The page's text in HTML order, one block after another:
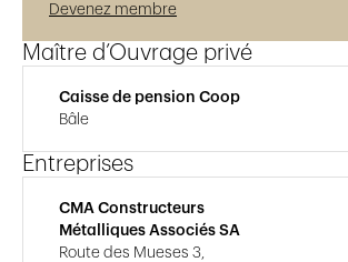
Devenez membre
Maître d’Ouvrage privé
Caisse de pension Coop
Bâle
Entreprises
CMA Constructeurs
Métalliques Associés SA
Route des Mueses 3,